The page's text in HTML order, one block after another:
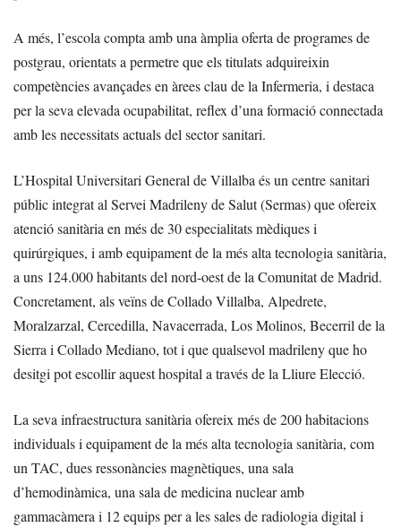
A més, l’escola compta amb una àmplia oferta de programes de
postgrau, orientats a permetre que els titulats adquireixin
competències avançades en àrees clau de la Infermeria, i destaca
per la seva elevada ocupabilitat, reflex d’una formació connectada
amb les necessitats actuals del sector sanitari.
L’Hospital Universitari General de Villalba és un centre sanitari
públic integrat al Servei Madrileny de Salut (Sermas) que ofereix
atenció sanitària en més de 30 especialitats mèdiques i
quirúrgiques, i amb equipament de la més alta tecnologia sanitària,
a uns 124.000 habitants del nord-oest de la Comunitat de Madrid.
Concretament, als veïns de Collado Villalba, Alpedrete,
Moralzarzal, Cercedilla, Navacerrada, Los Molinos, Becerril de la
Sierra i Collado Mediano, tot i que qualsevol madrileny que ho
desitgi pot escollir aquest hospital a través de la Lliure Elecció.
La seva infraestructura sanitària ofereix més de 200 habitacions
individuals i equipament de la més alta tecnologia sanitària, com
un TAC, dues ressonàncies magnètiques, una sala
d’hemodinàmica, una sala de medicina nuclear amb
gammacàmera i 12 equips per a les sales de radiologia digital i